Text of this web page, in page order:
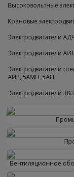
Высоковольтные
Крановые
Электродвигатели
Электродвигатели
Электродвигатели
АИР, 5АМН, 5АН
Электродвигатели
Вентиляционное